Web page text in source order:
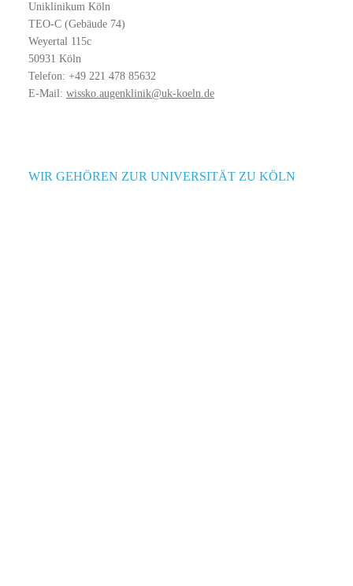
Uniklinikum Köln
TEO-C (Gebäude 74)
Weyertal 115c
50931 Köln
Telefon: +49 221 478 85632
E-Mail: wissko.augenklinik@uk-koeln.de
WIR GEHÖREN ZUR UNIVERSITÄT ZU KÖLN